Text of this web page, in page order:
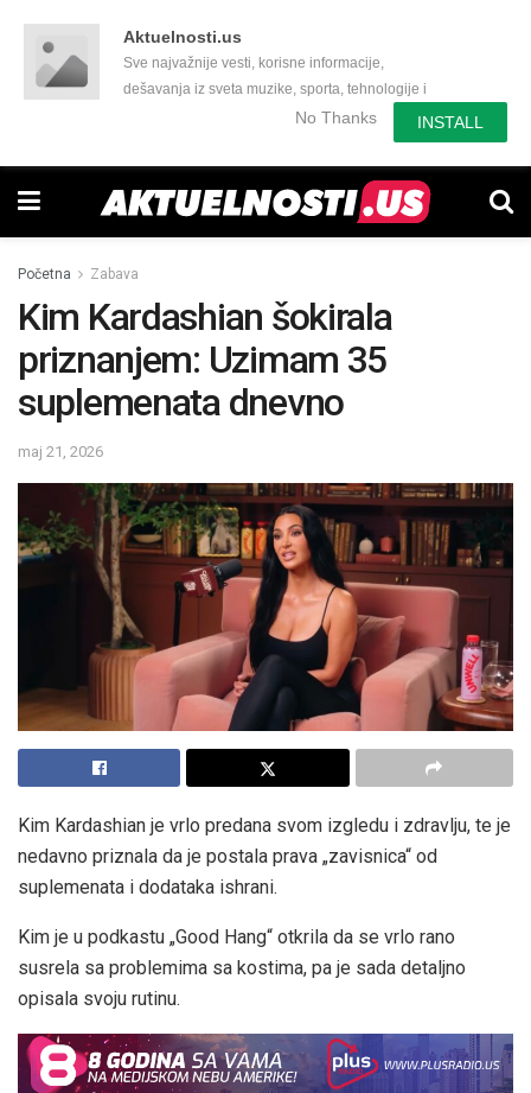
Aktuelnosti.us
Sve najvažnije vesti, korisne informacije,
dešavanja iz sveta muzike, sporta, tehnologije i
još mnogo toga zanimljivog.No Thanks INSTALL
Početna Zabava
Kim Kardashian šokirala
priznanjem: Uzimam 35
suplemenata dnevno
maj 21, 2026
Kim Kardashian je vrlo predana svom izgledu i zdravlju, te je
nedavno priznala da je postala prava „zavisnica“ od
suplemenata i dodataka ishrani.
Kim je u podkastu „Good Hang“ otkrila da se vrlo rano
susrela sa problemima sa kostima, pa je sada detaljno
opisala svoju rutinu.